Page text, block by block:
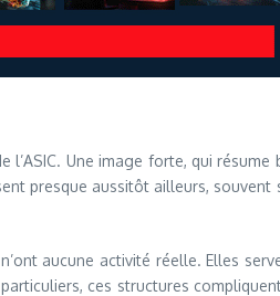
l’ASIC. Une image forte, qui
presque aussitôt ailleurs,
aucune activité réelle. Elles
ces structures